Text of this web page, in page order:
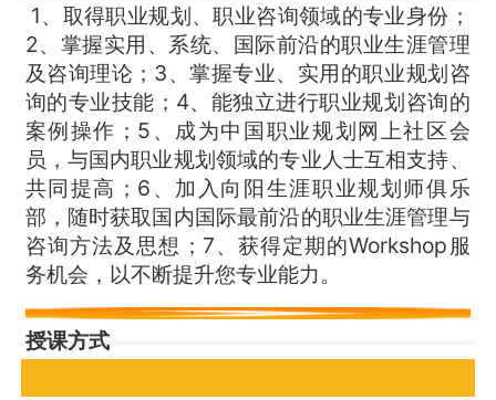
1、取得职业规划、职业咨询领域的专业身份；
2、掌握实用、系统、国际前沿的职业生涯管理
及咨询理论；3、掌握专业、实用的职业规划咨
询的专业技能；4、能独立进行职业规划咨询的
案例操作；5、成为中国职业规划网上社区会
员，与国内职业规划领域的专业人士互相支持、
共同提高；6、加入向阳生涯职业规划师俱乐
部，随时获取国内国际最前沿的职业生涯管理与
咨询方法及思想；7、获得定期的Workshop服
务机会，以不断提升您专业能力。
授课方式